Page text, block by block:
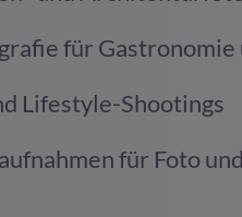
für Gastronomie
Lifestyle-Shootings
für Foto